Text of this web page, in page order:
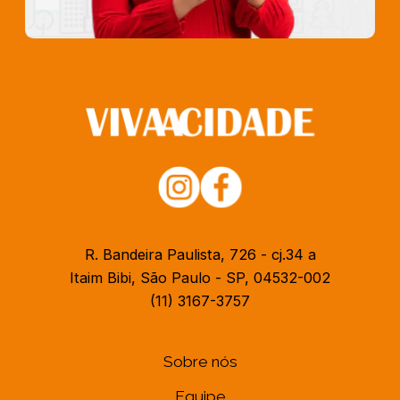
R. Bandeira Paulista, 726 - cj.34 a
Itaim Bibi, São Paulo - SP, 04532-002
(11) 3167-3757
Sobre nós